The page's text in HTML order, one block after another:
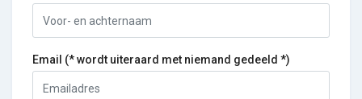
Email (* wordt uiteraard met niemand gedeeld *)